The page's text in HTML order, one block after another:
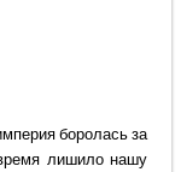
боролась за
лишило нашу